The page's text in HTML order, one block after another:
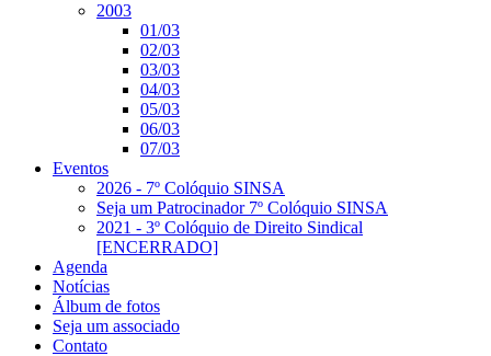
2003
01/03
02/03
03/03
04/03
05/03
06/03
07/03
Eventos
2026 - 7º Colóquio SINSA
Seja um Patrocinador 7º Colóquio SINSA
2021 - 3º Colóquio de Direito Sindical
[ENCERRADO]
Agenda
Notícias
Álbum de fotos
Seja um associado
Contato